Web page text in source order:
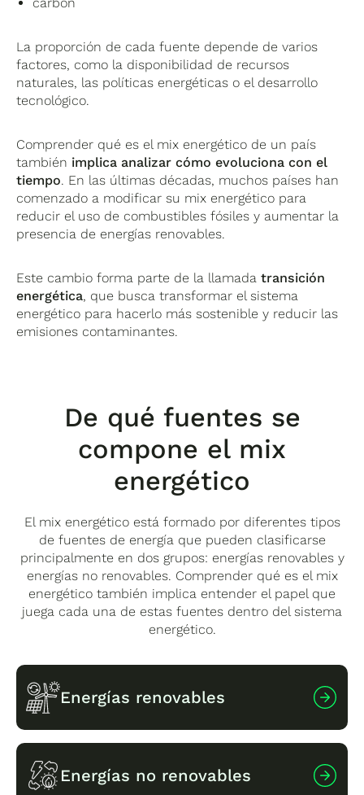
La proporción de cada fuente depende de varios
factores, como la disponibilidad de recursos
naturales, las políticas energéticas o el desarrollo
tecnológico.
Comprender qué es el mix energético de un país
también implica analizar cómo evoluciona con el
tiempo. En las últimas décadas, muchos países han
comenzado a modificar su mix energético para
reducir el uso de combustibles fósiles y aumentar la
presencia de energías renovables.
Este cambio forma parte de la llamadatransición
energética, que busca transformar el sistema
energético para hacerlo más sostenible y reducir las
emisiones contaminantes.
De qué fuentes se
compone el mix
energético
El mix energético está formado por diferentes tipos
de fuentes de energía que pueden clasificarse
principalmente en dos grupos: energías renovables y
energías no renovables. Comprender qué es el mix
energético también implica entender el papel que
juega cada una de estas fuentes dentro del sistema
energético.
Energías renovables
Las energías renovables son aquellas que
provienen de recursos naturales que se
Energías no renovables